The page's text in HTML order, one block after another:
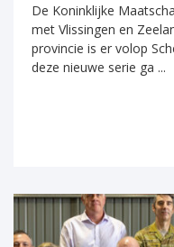
De Koninklijke
met Vlissingen en
provincie is er volop
deze nieuwe serie ga ...